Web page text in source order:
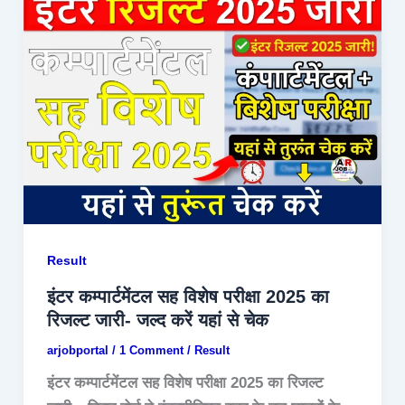
Result
इंटर कम्पार्टमेंटल सह विशेष परीक्षा 2025 का
रिजल्ट जारी- जल्द करें यहां से चेक
arjobportal / 1 Comment / Result
इंटर कम्पार्टमेंटल सह विशेष परीक्षा 2025 का रिजल्ट